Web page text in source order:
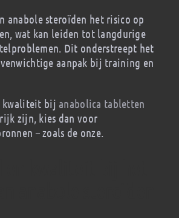
anabole steroïden het risico op
wat kan leiden tot langdurige
Dit onderstreept het
aanpak bij training en
kwaliteit bij anabolica tabletten
zijn, kies dan voor
– zoals de onze.